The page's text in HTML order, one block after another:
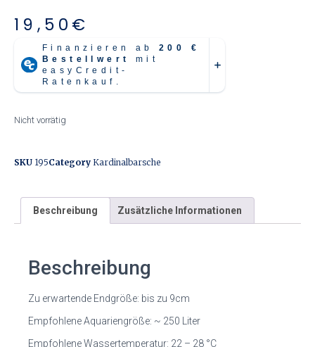
19,50 €
Nicht vorrätig
SKU 195Category Kardinalbarsche
Beschreibung Zusätzliche Informationen
Beschreibung
Zu erwartende Endgröße: bis zu 9cm
Empfohlene Aquariengröße: ~ 250 Liter
Empfohlene Wassertemperatur: 22 – 28 °C